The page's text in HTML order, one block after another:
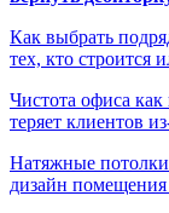
Как выбрать
тех, кто строится
Чистота офиса
теряет клиентов
Натяжные
дизайн